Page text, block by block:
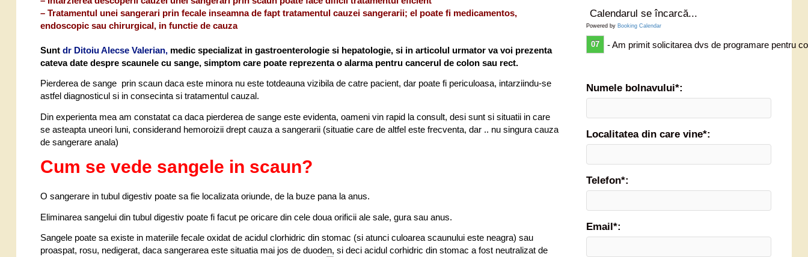
– Tratamentul unei sangerari prin fecale inseamna de fapt tratamentul cauzei sangerarii; el poate fi medicamentos,
endoscopic sau chirurgical, in functie de cauza
Sunt dr Ditoiu Alecse Valerian, medic specializat in gastroenterologie si hepatologie, si in articolul urmator va voi prezenta
cateva date despre scaunele cu sange, simptom care poate reprezenta o alarma pentru cancerul de colon sau rect.
Pierderea de sange prin scaun daca este minora nu este totdeauna vizibila de catre pacient, dar poate fi periculoasa, intarziindu-se
astfel diagnosticul si in consecinta si tratamentul cauzal.
Din experienta mea am constatat ca daca pierderea de sange este evidenta, oameni vin rapid la consult, desi sunt si situatii in care
se asteapta uneori luni, considerand hemoroizii drept cauza a sangerarii (situatie care de altfel este frecventa, dar .. nu singura cauza
de sangerare anala)
Cum se vede sangele in scaun?
O sangerare in tubul digestiv poate sa fie localizata oriunde, de la buze pana la anus.
Eliminarea sangelui din tubul digestiv poate fi facut pe oricare din cele doua orificii ale sale, gura sau anus.
Sangele poate sa existe in materiile fecale oxidat de acidul clorhidric din stomac (si atunci culoarea scaunului este neagra) sau
proaspat, rosu, nedigerat, daca sangerarea este situatia mai jos de duoden, si deci acidul corhidric din stomac a fost neutralizat de
Calendarul se încarcă...
Powered by Booking Calendar
07 - Am primit solicitarea dvs de programare pentru
Numele bolnavului*:
Localitatea din care vine*:
Telefon*:
Email*: